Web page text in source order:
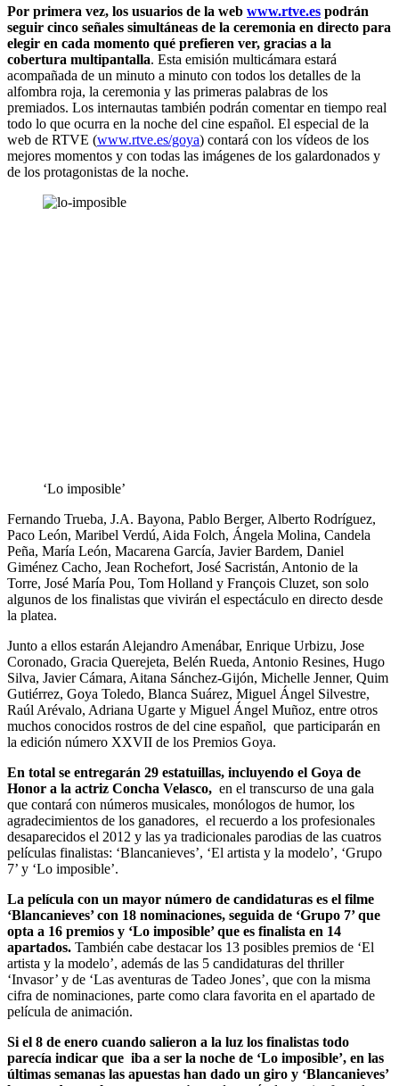
Por primera vez, los usuarios de la web www.rtve.es podrán
seguir cinco señales simultáneas de la ceremonia en directo para
elegir en cada momento qué prefieren ver, gracias a la
cobertura multipantalla. Esta emisión multicámara estará
acompañada de un minuto a minuto con todos los detalles de la
alfombra roja, la ceremonia y las primeras palabras de los
premiados. Los internautas también podrán comentar en tiempo real
todo lo que ocurra en la noche del cine español. El especial de la
web de RTVE (www.rtve.es/goya) contará con los vídeos de los
mejores momentos y con todas las imágenes de los galardonados y
de los protagonistas de la noche.
‘Lo imposible’
Fernando Trueba, J.A. Bayona, Pablo Berger, Alberto Rodríguez,
Paco León, Maribel Verdú, Aida Folch, Ángela Molina, Candela
Peña, María León, Macarena García, Javier Bardem, Daniel
Giménez Cacho, Jean Rochefort, José Sacristán, Antonio de la
Torre, José María Pou, Tom Holland y François Cluzet, son solo
algunos de los finalistas que vivirán el espectáculo en directo desde
la platea.
Junto a ellos estarán Alejandro Amenábar, Enrique Urbizu, Jose
Coronado, Gracia Querejeta, Belén Rueda, Antonio Resines, Hugo
Silva, Javier Cámara, Aitana Sánchez-Gijón, Michelle Jenner, Quim
Gutiérrez, Goya Toledo, Blanca Suárez, Miguel Ángel Silvestre,
Raúl Arévalo, Adriana Ugarte y Miguel Ángel Muñoz, entre otros
muchos conocidos rostros de del cine español, que participarán en
la edición número XXVII de los Premios Goya.
En total se entregarán 29 estatuillas, incluyendo el Goya de
Honor a la actriz Concha Velasco, en el transcurso de una gala
que contará con números musicales, monólogos de humor, los
agradecimientos de los ganadores, el recuerdo a los profesionales
desaparecidos el 2012 y las ya tradicionales parodias de las cuatros
películas finalistas: ‘Blancanieves’, ‘El artista y la modelo’, ‘Grupo
7’ y ‘Lo imposible’.
La película con un mayor número de candidaturas es el filme
‘Blancanieves’ con 18 nominaciones, seguida de ‘Grupo 7’ que
opta a 16 premios y ‘Lo imposible’ que es finalista en 14
apartados. También cabe destacar los 13 posibles premios de ‘El
artista y la modelo’, además de las 5 candidaturas del thriller
‘Invasor’ y de ‘Las aventuras de Tadeo Jones’, que con la misma
cifra de nominaciones, parte como clara favorita en el apartado de
película de animación.
Si el 8 de enero cuando salieron a la luz los finalistas todo
parecía indicar que iba a ser la noche de ‘Lo imposible’, en las
últimas semanas las apuestas han dado un giro y ‘Blancanieves’